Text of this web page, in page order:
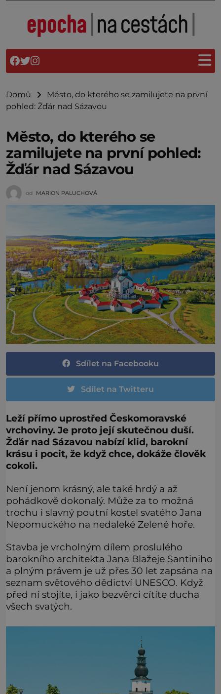
Domů
Město, do kterého se zamilujete na první
pohled: Žďár nad Sázavou
Město, do kterého se
zamilujete na první pohled:
Žďár nad Sázavou
od MARION PALUCHOVÁ
Sdílet na Facebooku
Sdílet na Twitteru
Leží přímo uprostřed Českomoravské
vrchoviny. Je proto její skutečnou duší.
Žďár nad Sázavou nabízí klid, barokní
krásu i pocit, že když chce, dokáže člověk
cokoli.
Není jenom krásný, ale také hrdý a až
pohádkově dokonalý. Může za to možná
trochu i slavný poutní kostel svatého Jana
Nepomuckého na nedaleké Zelené hoře.
Stavba je vrcholným dílem proslulého
barokního architekta Jana Blažeje Santiniho
a plným právem je už přes 30 let zapsána na
seznam světového dědictví UNESCO. Když
před ní stojíte, i jako bezvěrci cítíte ducha
všech svatých.